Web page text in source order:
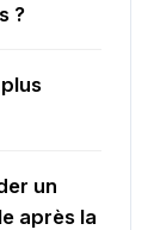
?
un
après la